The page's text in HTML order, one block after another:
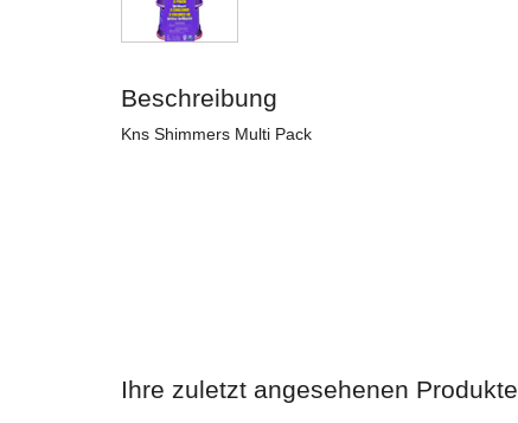
Beschreibung
Kns Shimmers Multi Pack
Ihre zuletzt angesehenen Produkte